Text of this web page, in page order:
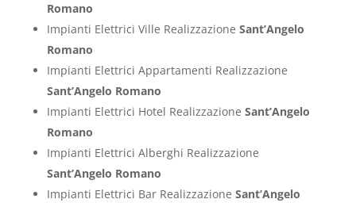
Romano
Impianti Elettrici Ville Realizzazione Sant’Angelo
Romano
Impianti Elettrici Appartamenti Realizzazione
Sant’Angelo Romano
Impianti Elettrici Hotel Realizzazione Sant’Angelo
Romano
Impianti Elettrici Alberghi Realizzazione
Sant’Angelo Romano
Impianti Elettrici Bar Realizzazione Sant’Angelo